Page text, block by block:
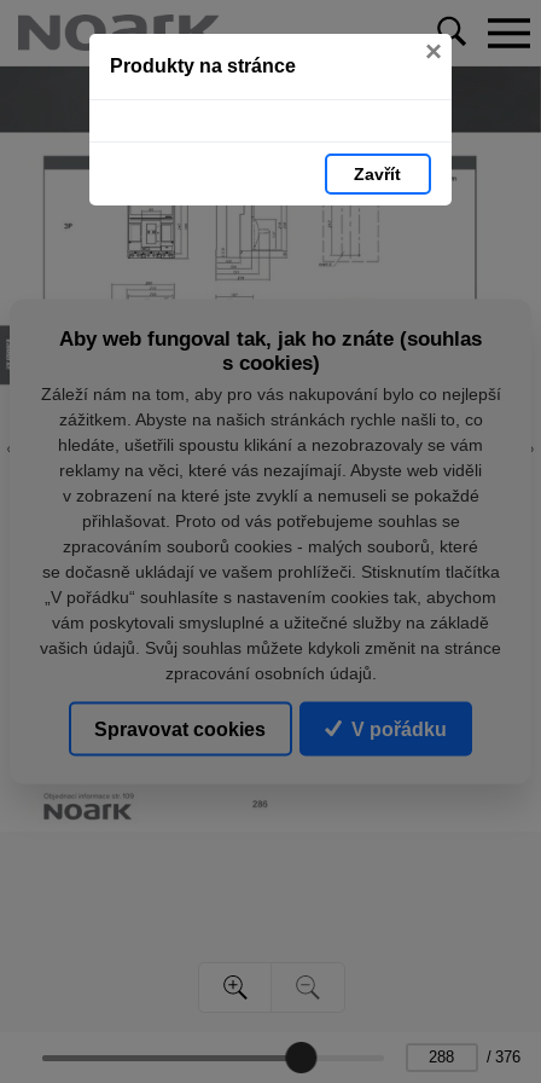
Produkty na stránce ×
Zavřít
/ 376
Aby web fungoval tak, jak ho znáte (souhlas
s cookies)
Záleží nám na tom, aby pro vás nakupování bylo co nejlepší
zážitkem. Abyste na našich stránkách rychle našli to, co
hledáte, ušetřili spoustu klikání a nezobrazovaly se vám
reklamy na věci, které vás nezajímají. Abyste web viděli
v zobrazení na které jste zvyklí a nemuseli se pokaždé
přihlašovat. Proto od vás potřebujeme souhlas se
zpracováním souborů cookies - malých souborů, které
se dočasně ukládají ve vašem prohlížeči. Stisknutím tlačítka
„V pořádku“ souhlasíte s nastavením cookies tak, abychom
vám poskytovali smysluplné a užitečné služby na základě
vašich údajů. Svůj souhlas můžete kdykoli změnit na stránce
zpracování osobních údajů.
Spravovat cookies V pořádku